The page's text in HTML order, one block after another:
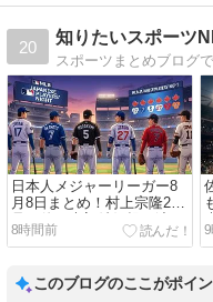
20
知りたいスポーツ
スポーツまとめブログ
日本人メジャーリーガー8
月8日まとめ！村上宗隆25
号、佐々木朗希好投も涙、
松井裕樹好救援
8時間前
このブログのここがポイ